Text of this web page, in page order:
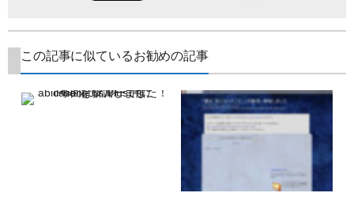
この記事に似ているお勧めの記事